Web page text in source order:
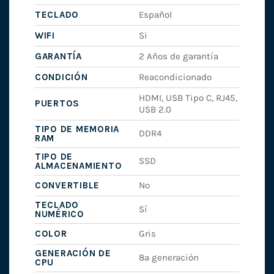
TECLADO
Español
WIFI
Si
GARANTÍA
2 Años de garantía
CONDICIÓN
Reacondicionado
PUERTOS
HDMI, USB Tipo C, RJ45,
USB 2.0
TIPO DE MEMORIA
RAM
DDR4
TIPO DE
ALMACENAMIENTO
SSD
CONVERTIBLE
No
TECLADO
NUMÉRICO
Sí
COLOR
Gris
GENERACIÓN DE
CPU
8ª generación